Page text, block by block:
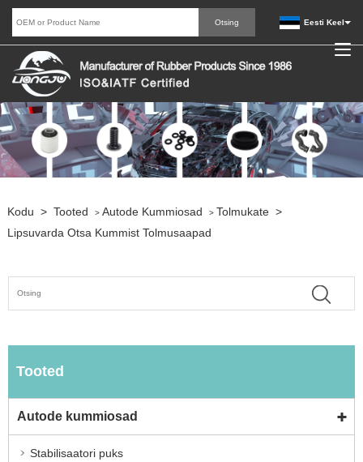
Eesti Keel
Kodu > Tooted > Autode Kummiosad > Tolmukate >
Lipsuvarda Otsa Kummist Tolmusaapad
Tooted
Autode kummiosad
Stabilisaatori puks